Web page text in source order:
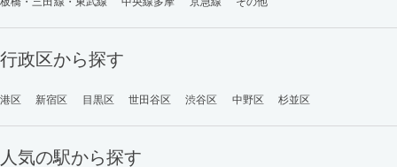
行政区から探す
港区 新宿区 目黒区 世田谷区 渋谷区 中野区 杉並区
人気の駅から探す